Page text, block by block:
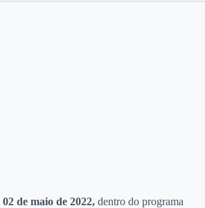
02 de maio de 2022, dentro do programa